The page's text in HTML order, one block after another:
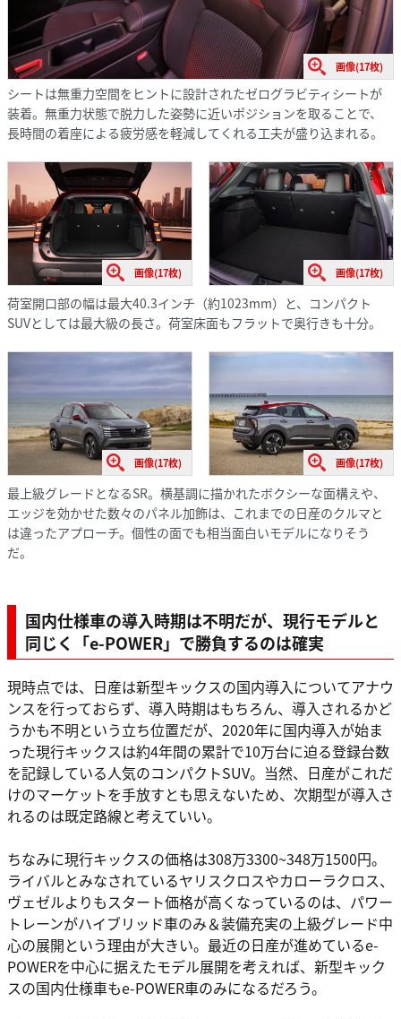
画像(17枚)
シートは無重力空間をヒントに設計されたゼログラビティシートが
装着。無重力状態で脱力した姿勢に近いポジションを取ることで、
長時間の着座による疲労感を軽減してくれる工夫が盛り込まれる。
画像(17枚) 画像(17枚)
荷室開口部の幅は最大40.3インチ（約1023mm）と、コンパクト
SUVとしては最大級の長さ。荷室床面もフラットで奥行きも十分。
画像(17枚) 画像(17枚)
最上級グレードとなるSR。横基調に描かれたボクシーな面構えや、
エッジを効かせた数々のパネル加飾は、これまでの日産のクルマと
は違ったアプローチ。個性の面でも相当面白いモデルになりそう
だ。
国内仕様車の導入時期は不明だが、現行モデルと
同じく「e-POWER」で勝負するのは確実
現時点では、日産は新型キックスの国内導入についてアナウ
ンスを行っておらず、導入時期はもちろん、導入されるかど
うかも不明という立ち位置だが、2020年に国内導入が始ま
った現行キックスは約4年間の累計で10万台に迫る登録台数
を記録している人気のコンパクトSUV。当然、日産がこれだ
けのマーケットを手放すとも思えないため、次期型が導入さ
れるのは既定路線と考えていい。
ちなみに現行キックスの価格は308万3300~348万1500円。
ライバルとみなされているヤリスクロスやカローラクロス、
ヴェゼルよりもスタート価格が高くなっているのは、パワー
トレーンがハイブリッド車のみ＆装備充実の上級グレード中
心の展開という理由が大きい。最近の日産が進めているe-
POWERを中心に据えたモデル展開を考えれば、新型キック
スの国内仕様車もe-POWER車のみになるだろう。